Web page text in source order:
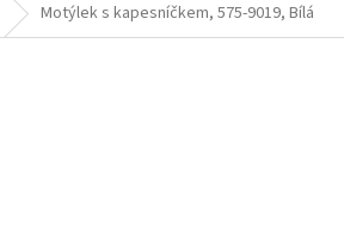
Motýlek s kapesníčkem, 575-9019, Bílá